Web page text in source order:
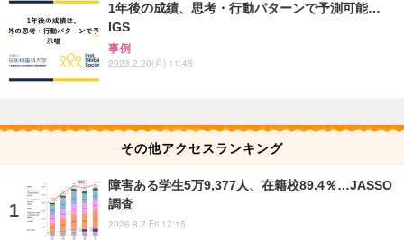
1年後の成績、思考・行動パターンで予測可能…
IGS
事例
2023.2.20(月) 11:45
その他アクセスランキング
障害ある学生5万9,377人、在籍校89.4％…JASSO
調査
2026.8.7 Fri 17:15